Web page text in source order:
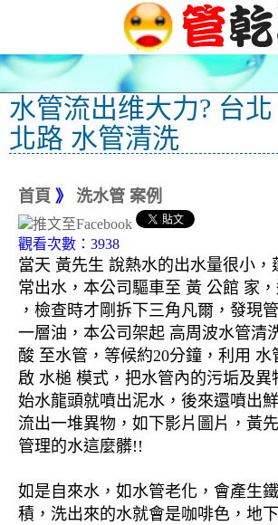
水管流出维大力? 台
北路 水管清洗
首頁 》 洗水管 案例
觀看次數：3938
當天 黃先生 說熱水的出水量很小，
常出水，本公司驅車至 黃 公館 家
，檢查時才剛拆下三角凡爾，發現
一層油，本公司架起 高周波水管清
酸 至水管，等候約20分鐘，利用 水
啟 水槌 模式，把水管內的污垢及異
始水龍頭就噴出泥水，後來還噴出
流出一堆異物，如下影片圖片，黃
管理的水這麼髒!!
如是自來水，如水管老化，會產生
積，洗出來的水就會是咖啡色，地